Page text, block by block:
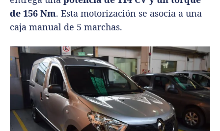
de 156 Nm. Esta motorización se asocia a una
caja manual de 5 marchas.